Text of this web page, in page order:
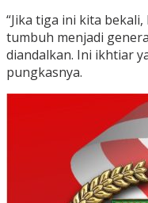
“Jika tiga ini kita
tumbuh menjadi
diandalkan. Ini ikhtiar
pungkasnya.